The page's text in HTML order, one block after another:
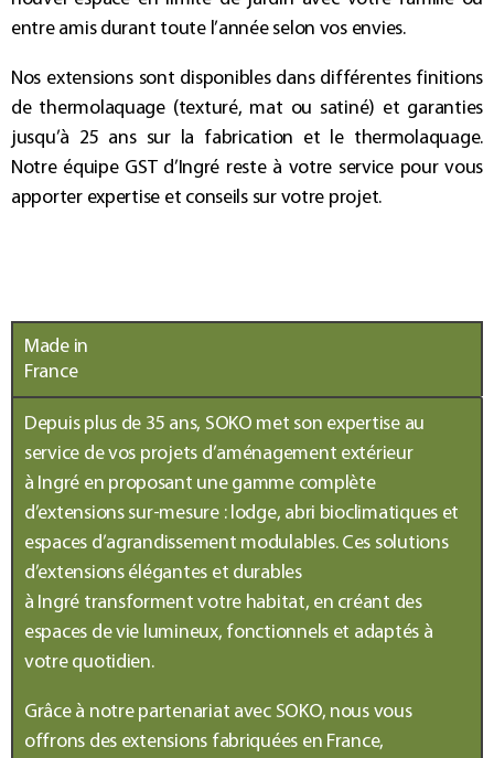
entre amis durant toute l’année selon vos envies.
Nos extensionssont disponibles dans différentes finitions
de thermolaquage (texturé, mat ou satiné) et garanties
jusqu’à 25 ans sur la fabrication et le thermolaquage.
Notre équipe GST d’Ingré reste à votre service pour vous
apporter expertise et conseils sur votre projet.
Made in
France
Depuis plus de 35 ans, SOKO met son expertise au
service de vos projets d’aménagement extérieur
à Ingré en proposant une gamme complète
d’extensions sur-mesure: lodge, abri bioclimatiques et
espaces d’agrandissement modulables. Ces solutions
d’extensions élégantes et durables
à Ingré transforment votre habitat, en créant des
espaces de vie lumineux, fonctionnels et adaptés à
votre quotidien.
Grâce à notre partenariat avec SOKO, nous vous
offrons des extensions fabriquées en France,